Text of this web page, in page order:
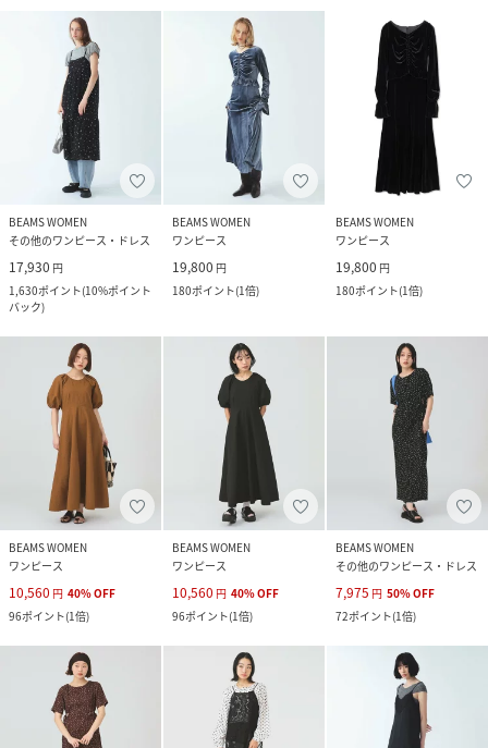
BEAMS WOMEN
その他のワンピース・ドレス
17,930 円
1,630ポイント(10%ポイント
バック)
BEAMS WOMEN
ワンピース
19,800 円
180ポイント(1倍)
BEAMS WOMEN
ワンピース
19,800 円
180ポイント(1倍)
BEAMS WOMEN
ワンピース
10,560 円 40%OFF
96ポイント(1倍)
BEAMS WOMEN
ワンピース
10,560 円 40%OFF
96ポイント(1倍)
BEAMS WOMEN
その他のワンピース・ドレス
7,975 円 50%OFF
72ポイント(1倍)